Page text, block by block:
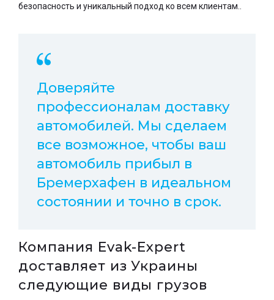
безопасность и уникальный подход ко всем клиентам..
Доверяйте
профессионалам доставку
автомобилей. Мы сделаем
все возможное, чтобы ваш
автомобиль прибыл в
Бремерхафен в идеальном
состоянии и точно в срок.
Компания Evak-Expert
доставляет из Украины
следующие виды грузов